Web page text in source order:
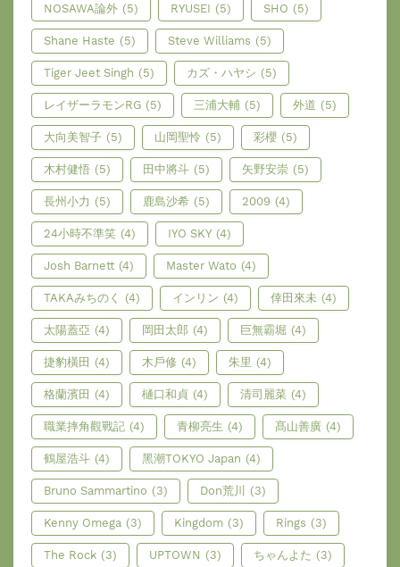
NOSAWA論外 (5) RYUSEI (5) SHO (5)
Shane Haste (5) Steve Williams (5)
Tiger Jeet Singh (5) カズ・ハヤシ (5)
レイザーラモンRG (5) 三浦大輔 (5) 外道 (5)
大向美智子 (5) 山岡聖怜 (5) 彩櫻 (5)
木村健悟 (5) 田中將斗 (5) 矢野安崇 (5)
長州小力 (5) 鹿島沙希 (5) 2009 (4)
24小時不準笑 (4) IYO SKY (4)
Josh Barnett (4) Master Wato (4)
TAKAみちのく (4) インリン (4) 倖田來未 (4)
太陽蓋亞 (4) 岡田太郎 (4) 巨無霸堀 (4)
捷豹橫田 (4) 木戶修 (4) 朱里 (4)
格蘭濱田 (4) 樋口和貞 (4) 清司麗菜 (4)
職業摔角觀戰記 (4) 青柳亮生 (4) 髙山善廣 (4)
鶴屋浩斗 (4) 黑潮TOKYO Japan (4)
Bruno Sammartino (3) Don荒川 (3)
Kenny Omega (3) Kingdom (3) Rings (3)
The Rock (3) UPTOWN (3) ちゃんよた (3)